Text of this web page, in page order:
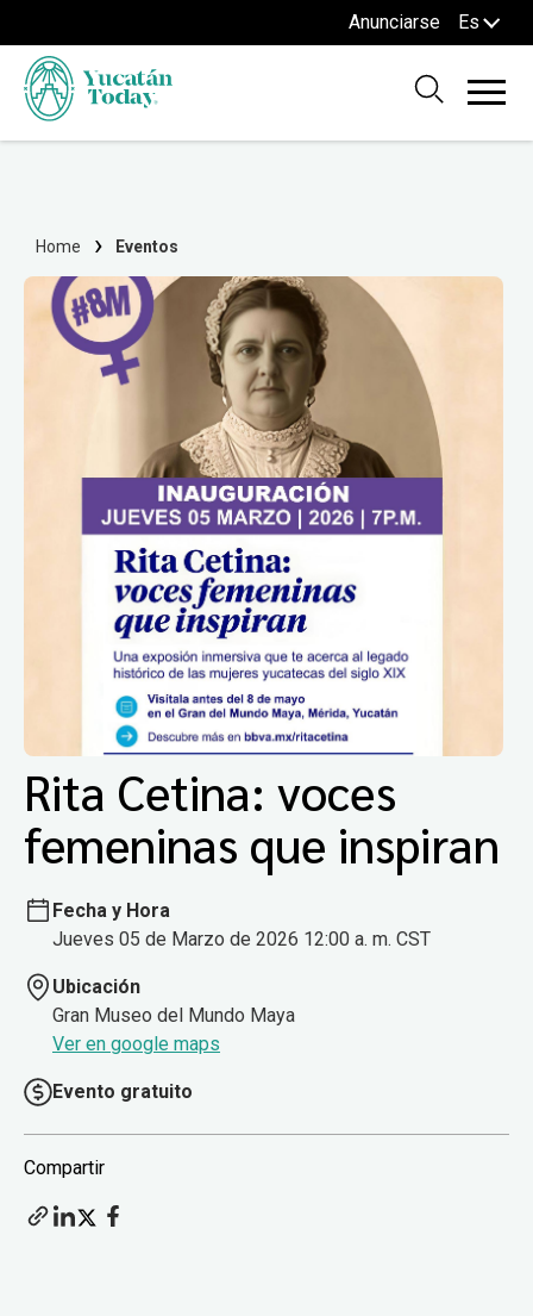
Anunciarse Es
Home Eventos
Rita Cetina: voces
femeninas que inspiran
Fecha y Hora
Jueves 05 de Marzo de 2026 12:00 a. m. CST
Ubicación
Gran Museo del Mundo Maya
Ver en google maps
Evento gratuito
Compartir